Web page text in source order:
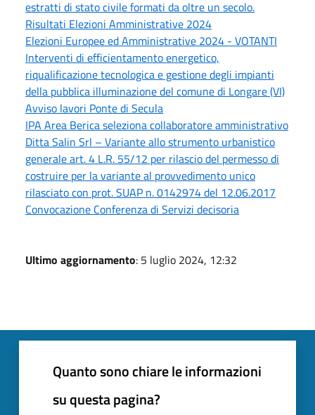
estratti di stato civile formati da oltre un secolo.
Risultati Elezioni Amministrative 2024
Elezioni Europee ed Amministrative 2024 - VOTANTI
Interventi di efficientamento energetico,
riqualificazione tecnologica e gestione degli impianti
della pubblica illuminazione del comune di Longare (VI)
Avviso lavori Ponte di Secula
IPA Area Berica seleziona collaboratore amministrativo
Ditta Salin Srl – Variante allo strumento urbanistico
generale art. 4 L.R. 55/12 per rilascio del permesso di
costruire per la variante al provvedimento unico
rilasciato con prot. SUAP n. 0142974 del 12.06.2017
Convocazione Conferenza di Servizi decisoria
Ultimo aggiornamento: 5 luglio 2024, 12:32
Quanto sono chiare le informazioni
su questa pagina?